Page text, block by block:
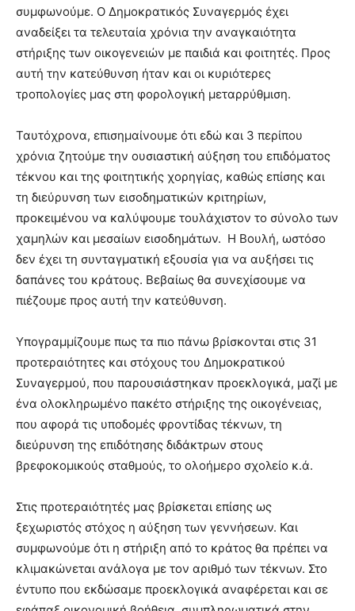
συμφωνούμε. Ο Δημοκρατικός Συναγερμός έχει
αναδείξει τα τελευταία χρόνια την αναγκαιότητα
στήριξης των οικογενειών με παιδιά και φοιτητές. Προς
αυτή την κατεύθυνση ήταν και οι κυριότερες
τροπολογίες μας στη φορολογική μεταρρύθμιση.
Ταυτόχρονα, επισημαίνουμε ότι εδώ και 3 περίπου
χρόνια ζητούμε την ουσιαστική αύξηση του επιδόματος
τέκνου και της φοιτητικής χορηγίας, καθώς επίσης και
τη διεύρυνση των εισοδηματικών κριτηρίων,
προκειμένου να καλύψουμε τουλάχιστον το σύνολο των
χαμηλών και μεσαίων εισοδημάτων. Η Βουλή, ωστόσο
δεν έχει τη συνταγματική εξουσία για να αυξήσει τις
δαπάνες του κράτους. Βεβαίως θα συνεχίσουμε να
πιέζουμε προς αυτή την κατεύθυνση.
Υπογραμμίζουμε πως τα πιο πάνω βρίσκονται στις 31
προτεραιότητες και στόχους του Δημοκρατικού
Συναγερμού, που παρουσιάστηκαν προεκλογικά, μαζί με
ένα ολοκληρωμένο πακέτο στήριξης της οικογένειας,
που αφορά τις υποδομές φροντίδας τέκνων, τη
διεύρυνση της επιδότησης διδάκτρων στους
βρεφοκομικούς σταθμούς, το ολοήμερο σχολείο κ.ά.
Στις προτεραιότητές μας βρίσκεται επίσης ως
ξεχωριστός στόχος η αύξηση των γεννήσεων. Και
συμφωνούμε ότι η στήριξη από το κράτος θα πρέπει να
κλιμακώνεται ανάλογα με τον αριθμό των τέκνων. Στο
έντυπο που εκδώσαμε προεκλογικά αναφέρεται και σε